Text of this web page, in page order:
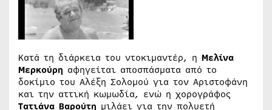
Κατά τη διάρκεια του ντοκιμαντέρ, η Μελίνα
Μερκούρη αφηγείται αποσπάσματα από το
δοκίμιο του Αλέξη Σολομού για τον Αριστοφάνη
και την αττική κωμωδία, ενώ η χορογράφος
Τατιάνα Βαρούτη μιλάει για την πολυετή